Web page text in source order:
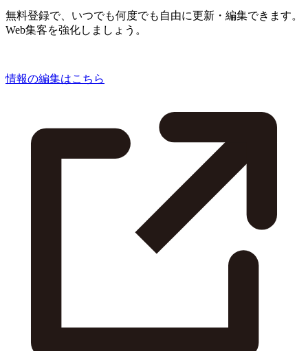
無料登録で、いつでも何度でも自由に更新・編集できます。
Web集客を強化しましょう。
情報の編集はこちら